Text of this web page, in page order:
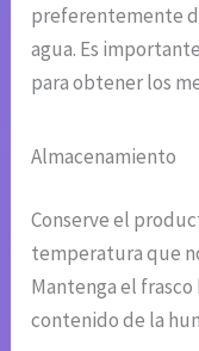
preferentemente
agua. Es
para obtener los
Almacenamiento
Conserve el
temperatura que
Mantenga el
contenido de la